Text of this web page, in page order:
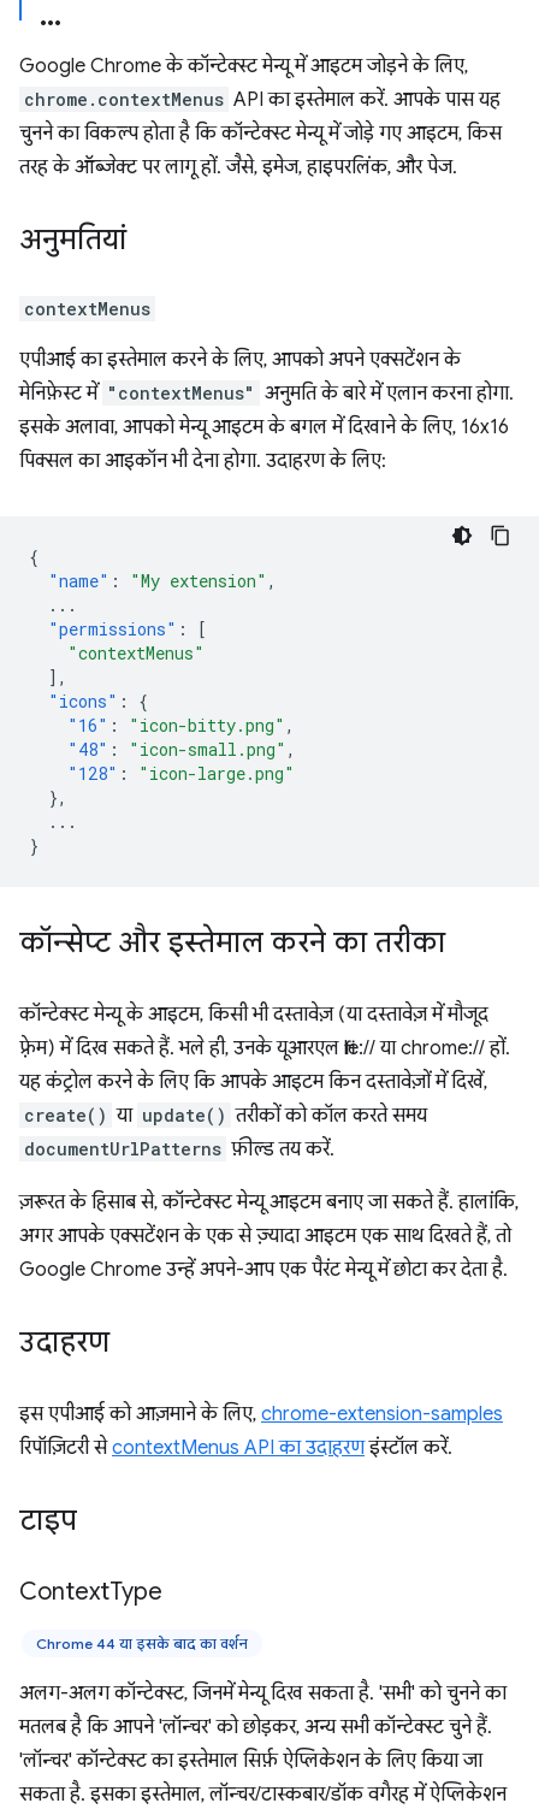
Google Chrome के कॉन्टेक्स्ट मेन्यू में आइटम जोड़ने के लिए,
chrome.contextMenus API का इस्तेमाल करें. आपके पास यह
चुनने का विकल्प होता है कि कॉन्टेक्स्ट मेन्यू में जोड़े गए आइटम, किस
तरह के ऑब्जेक्ट पर लागू हों. जैसे, इमेज, हाइपरलिंक, और पेज.
अनुमतियां
contextMenus
एपीआई का इस्तेमाल करने के लिए, आपको अपने एक्सटेंशन के
मेनिफ़ेस्ट में "contextMenus" अनुमति के बारे में एलान करना होगा.
इसके अलावा, आपको मेन्यू आइटम के बगल में दिखाने के लिए, 16x16
पिक्सल का आइकॉन भी देना होगा. उदाहरण के लिए:
{
"name" : "My extension" ,
...
"permissions" :
[
"contextMenus"
],
"icons" :
{
"16" : "icon-bitty.png" ,
"48" : "icon-small.png" ,
"128" :
"icon-large.png"
},
...
}
कॉन्सेप्ट और इस्तेमाल करने का तरीका
कॉन्टेक्स्ट मेन्यू के आइटम, किसी भी दस्तावेज़ (या दस्तावेज़ में मौजूद
फ़्रेम) में दिख सकते हैं. भले ही, उनके यूआरएल file:// या chrome:// हों.
यह कंट्रोल करने के लिए कि आपके आइटम किन दस्तावेज़ों में दिखें,
create() या update() तरीकों को कॉल करते समय
documentUrlPatterns फ़ील्ड तय करें.
ज़रूरत के हिसाब से, कॉन्टेक्स्ट मेन्यू आइटम बनाए जा सकते हैं. हालांकि,
अगर आपके एक्सटेंशन के एक से ज़्यादा आइटम एक साथ दिखते हैं, तो
Google Chrome उन्हें अपने-आप एक पैरंट मेन्यू में छोटा कर देता है.
उदाहरण
इस एपीआई को आज़माने के लिए, chrome-extension-samples
रिपॉज़िटरी सेcontextMenus API का उदाहरणइंस्टॉल करें.
टाइप
ContextType
Chrome 44 या इसके बाद का वर्शन
अलग-अलग कॉन्टेक्स्ट, जिनमें मेन्यू दिख सकता है. 'सभी' को चुनने का
मतलब है कि आपने 'लॉन्चर' को छोड़कर, अन्य सभी कॉन्टेक्स्ट चुने हैं.
'लॉन्चर' कॉन्टेक्स्ट का इस्तेमाल सिर्फ़ ऐप्लिकेशन के लिए किया जा
सकता है. इसका इस्तेमाल, लॉन्चर/टास्कबार/डॉक वगैरह में ऐप्लिकेशन